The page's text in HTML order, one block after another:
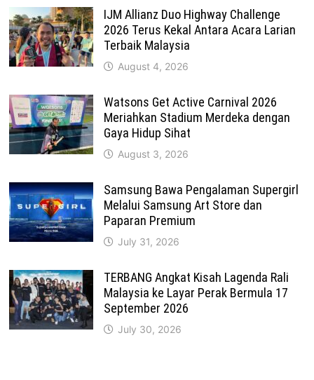
IJM Allianz Duo Highway Challenge
2026 Terus Kekal Antara Acara Larian
Terbaik Malaysia
August 4, 2026
Watsons Get Active Carnival 2026
Meriahkan Stadium Merdeka dengan
Gaya Hidup Sihat
August 3, 2026
Samsung Bawa Pengalaman Supergirl
Melalui Samsung Art Store dan
Paparan Premium
July 31, 2026
TERBANG Angkat Kisah Lagenda Rali
Malaysia ke Layar Perak Bermula 17
September 2026
July 30, 2026